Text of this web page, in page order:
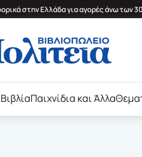
στην Ελλάδα για αγορές άνω των
Παιχνίδια και Άλλα